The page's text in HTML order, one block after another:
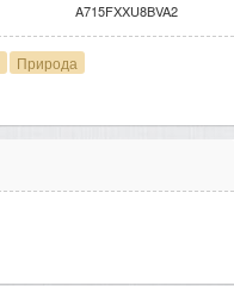
A715FXXU8BVA2
Природа